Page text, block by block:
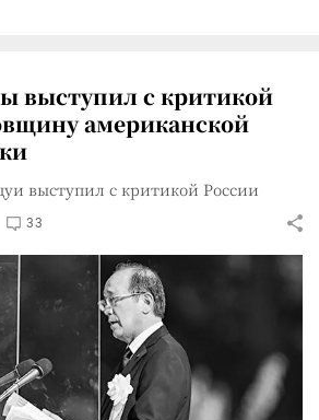
выступил с критикой
американской
выступил с критикой России
33